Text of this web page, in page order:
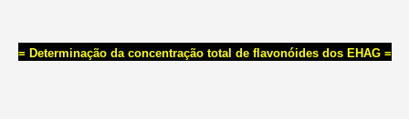
= Determinação da concentração total de flavonóides dos EHAG =